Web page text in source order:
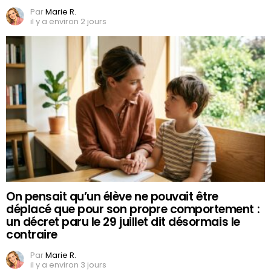
ParMarie R.
il y a environ 2 jours
On pensait qu’un élève ne pouvait être
déplacé que pour son propre comportement :
un décret paru le 29 juillet dit désormais le
contraire
ParMarie R.
il y a environ 3 jours